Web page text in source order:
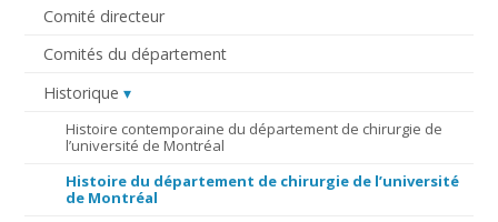
Comité directeur
Comités du département
Historique
Histoire contemporaine du département de chirurgie de
l’université de Montréal
Histoire du département de chirurgie de l’université
de Montréal